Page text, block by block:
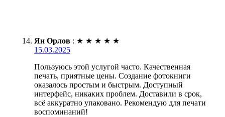
Ян Орлов : ★ ★ ★ ★ ★
15.03.2025
Пользуюсь этой услугой часто. Качественная
печать, приятные цены. Создание фотокниги
оказалось простым и быстрым. Доступный
интерфейс, никаких проблем. Доставили в срок,
всё аккуратно упаковано. Рекомендую для печати
воспоминаний!